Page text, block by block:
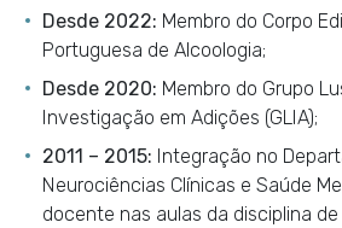
Desde 2022: Membro do Corpo
Portuguesa de Alcoologia;
Desde 2020: Membro do Grupo
Investigação em Adições (GLIA);
2011 – 2015: Integração no
Neurociências Clínicas e Saúde
docente nas aulas da disciplina